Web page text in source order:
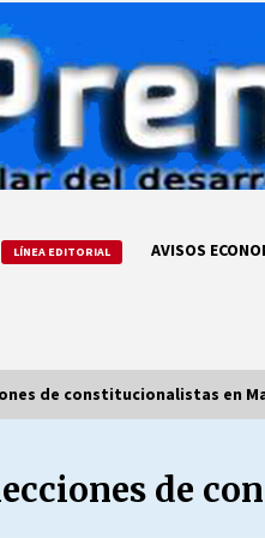
LÍNEA EDITORIAL AVISOS
las cuentas de
van a bajar?
de constitucionalistas en
de